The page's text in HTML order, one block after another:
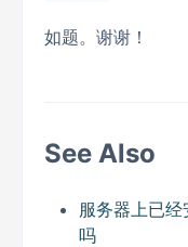
如题。谢谢！
See Also
服务器上已
吗